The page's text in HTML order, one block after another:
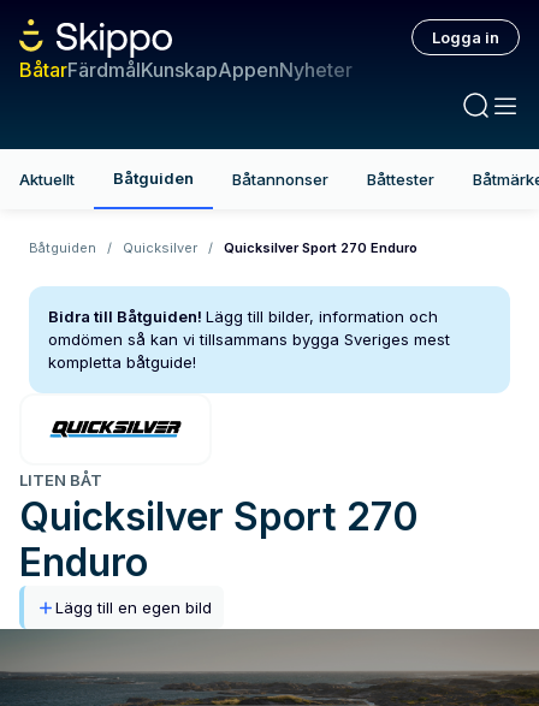
BåtarFärdmålKunskapAppenNyheter
Logga in
Aktuellt Båtguiden Båtannonser Båttester
Båtguiden / Quicksilver / Quicksilver Sport 270 Enduro
Bidra till Båtguiden! Lägg till bilder, information och
omdömen så kan vi tillsammans bygga Sveriges mest
kompletta båtguide!
LITEN BÅT
Quicksilver Sport 270
Enduro
Lägg till en egen bild